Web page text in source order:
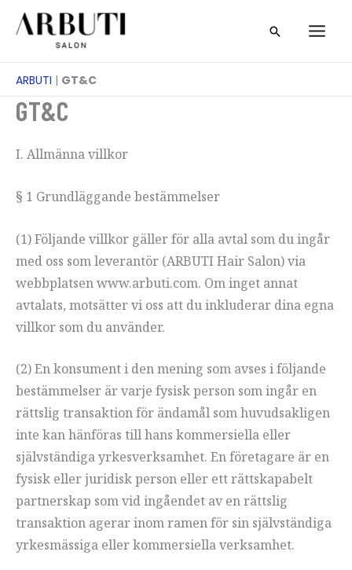
Hoppa
Sök
ARBUTI | GT&C
GT&C
I. Allmänna villkor
§ 1 Grundläggande bestämmelser
(1) Följande villkor gäller för alla avtal som du ingår
med oss som leverantör (ARBUTI Hair Salon) via
webbplatsen www.arbuti.com. Om inget annat
avtalats, motsätter vi oss att du inkluderar dina egna
villkor som du använder.
(2) En konsument i den mening som avses i följande
bestämmelser är varje fysisk person som ingår en
rättslig transaktion för ändamål som huvudsakligen
inte kan hänföras till hans kommersiella eller
självständiga yrkesverksamhet. En företagare är en
fysisk eller juridisk person eller ett rättskapabelt
partnerskap som vid ingåendet av en rättslig
transaktion agerar inom ramen för sin självständiga
yrkesmässiga eller kommersiella verksamhet.